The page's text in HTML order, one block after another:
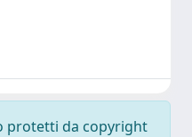
protetti da copyright